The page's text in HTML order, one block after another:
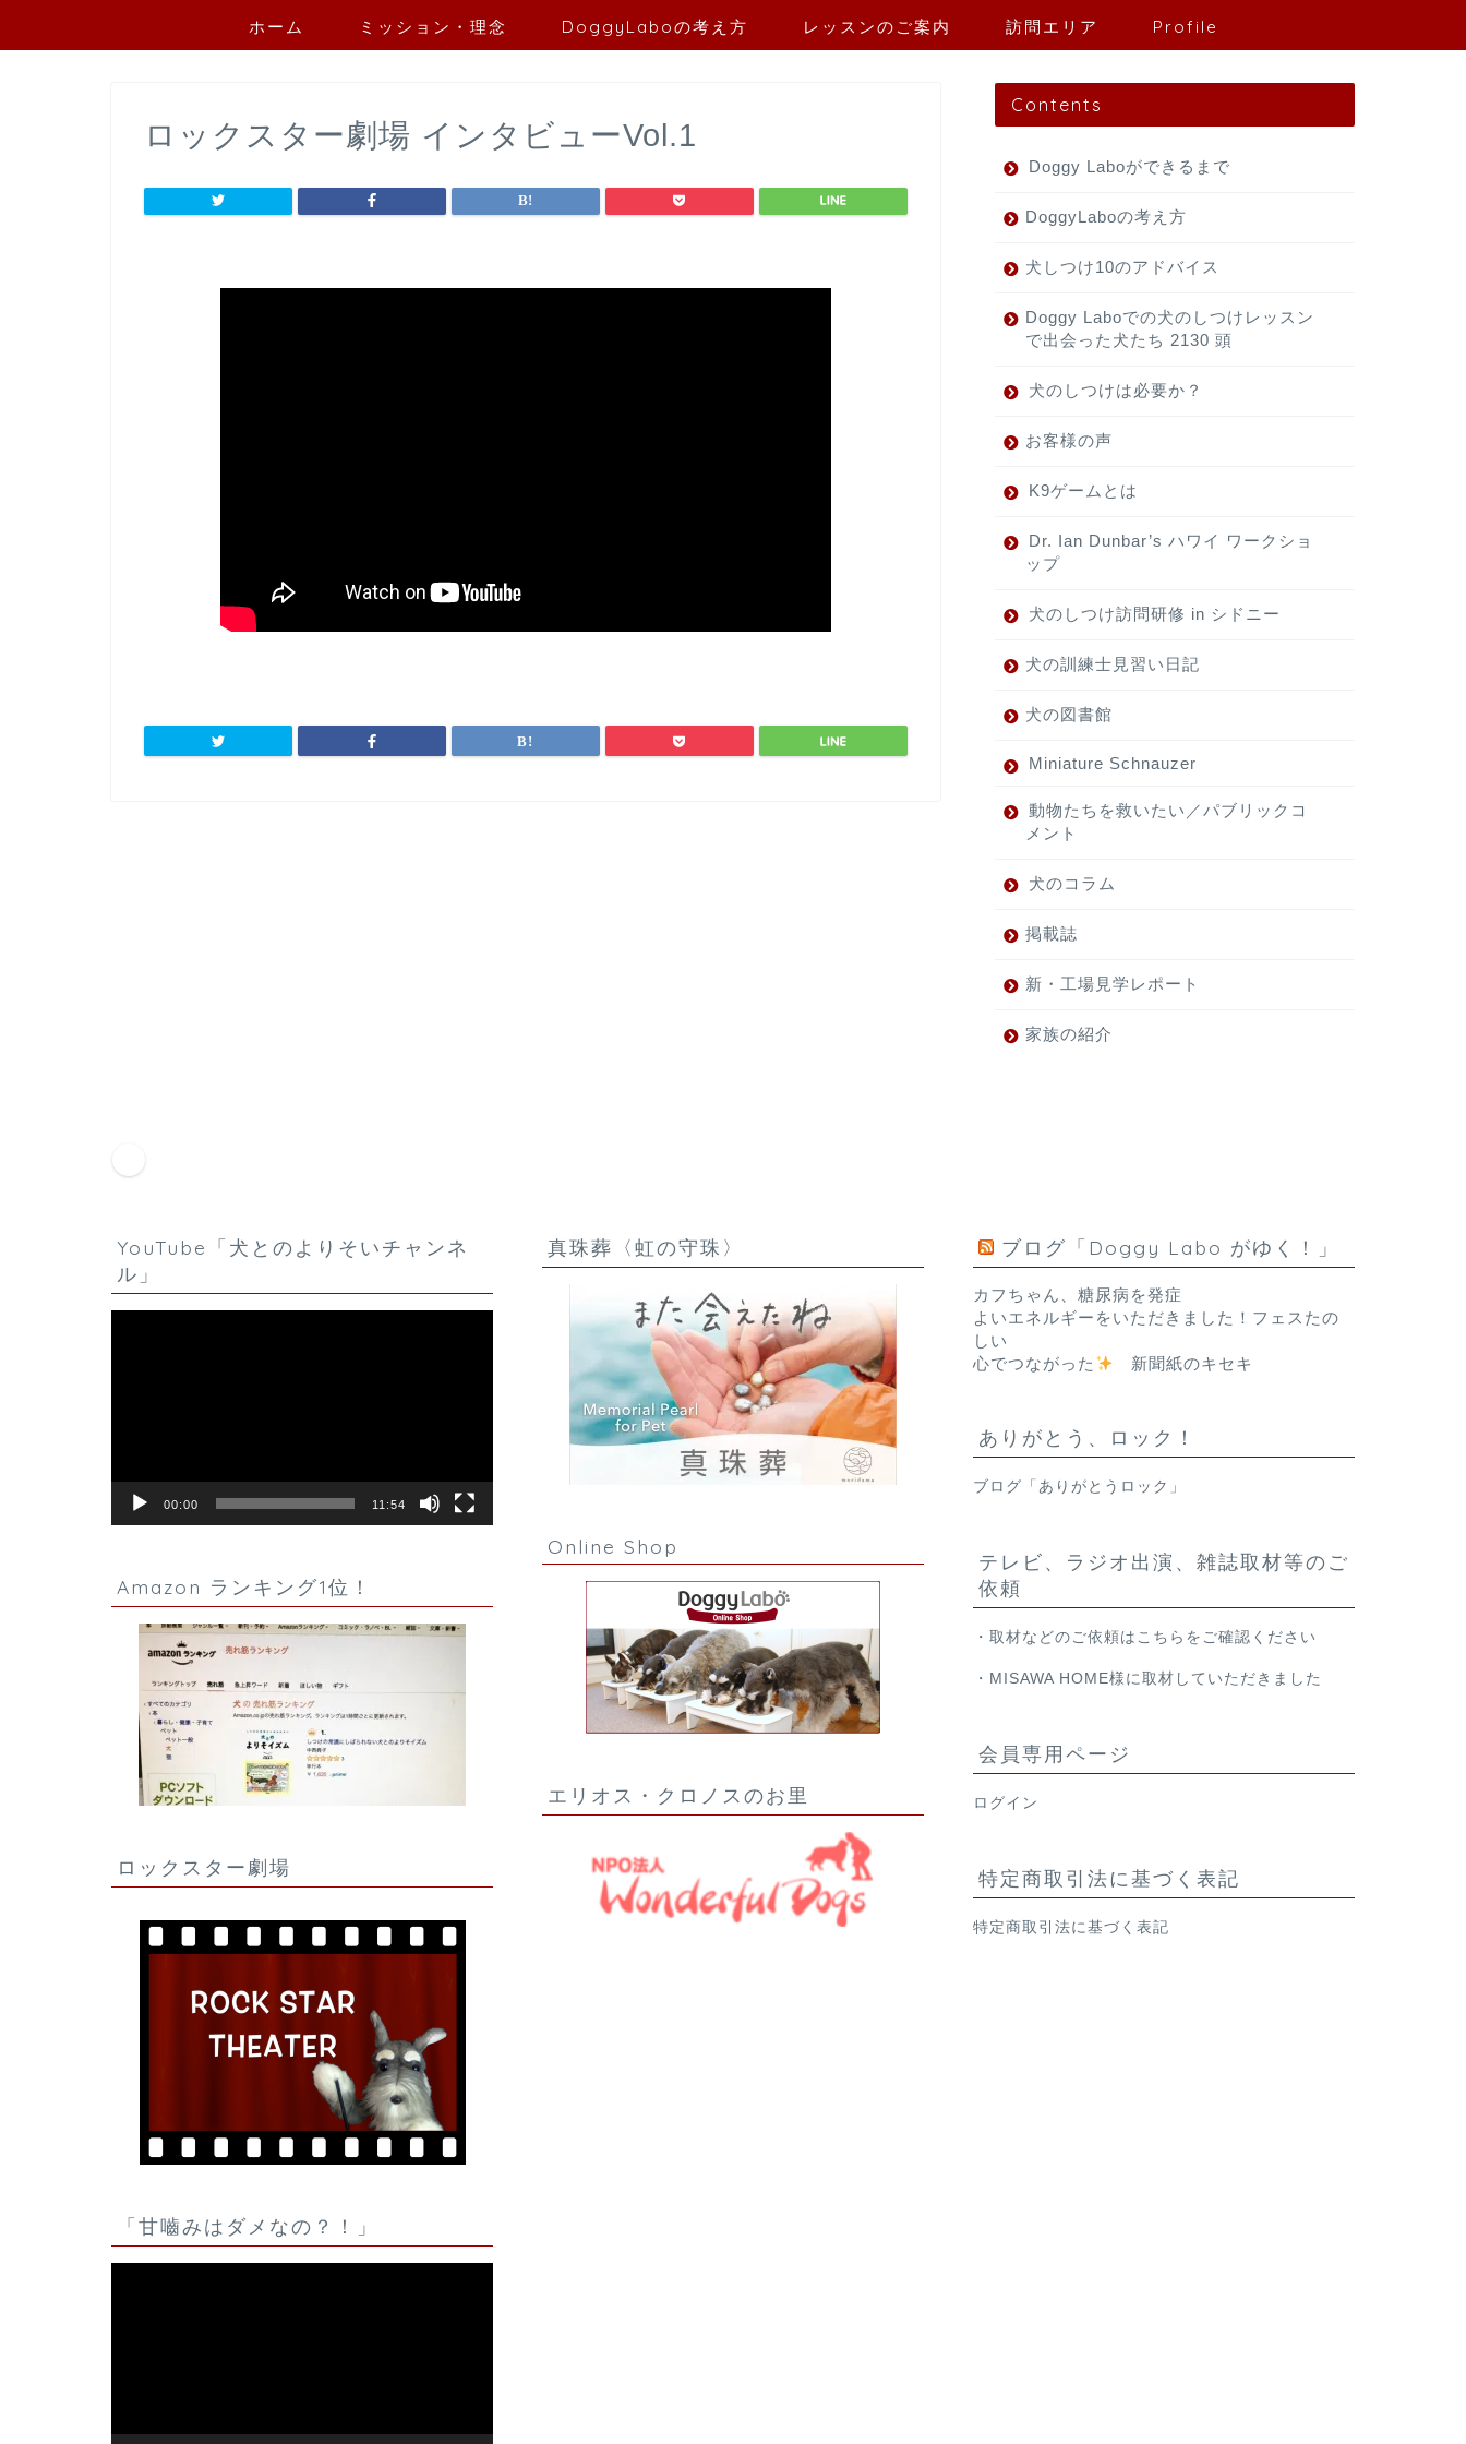
ホーム ミッション・理念 DoggyLaboの考え方 レッスンのご案内 訪問エリア Profile
ロックスター劇場 インタビューVol.1
Contents
Doggy Laboができるまで
DoggyLaboの考え方
犬しつけ10のアドバイス
Doggy Laboでの犬のしつけレッスン
で出会った犬たち 2130 頭
犬のしつけは必要か？
お客様の声
K9ゲームとは
Dr. Ian Dunbar’s ハワイ ワークショ
ップ
犬のしつけ訪問研修 in シドニー
犬の訓練士見習い日記
犬の図書館
Miniature Schnauzer
動物たちを救いたい／パブリックコ
メント
犬のコラム
掲載誌
新・工場見学レポート
家族の紹介
YouTube「犬とのよりそいチャンネ
ル」
00:00 11:54
Amazon ランキング1位！
ロックスター劇場
「甘嚙みはダメなの？！」
真珠葬〈虹の守珠〉
Online Shop
エリオス・クロノスのお里
ブログ「Doggy Labo がゆく！」
カフちゃん、糖尿病を発症
よいエネルギーをいただきました！フェスたの
しい
心でつながった
新聞紙のキセキ
ありがとう、ロック！
ブログ「ありがとうロック」
テレビ、ラジオ出演、雑誌取材等のご
依頼
・取材などのご依頼は こちら をご確認ください
・ MISAWA HOME様 に取材していただきました
会員専用ページ
ログイン
特定商取引法に基づく表記
特定商取引法に基づく表記